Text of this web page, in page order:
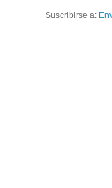
Suscribirse a: